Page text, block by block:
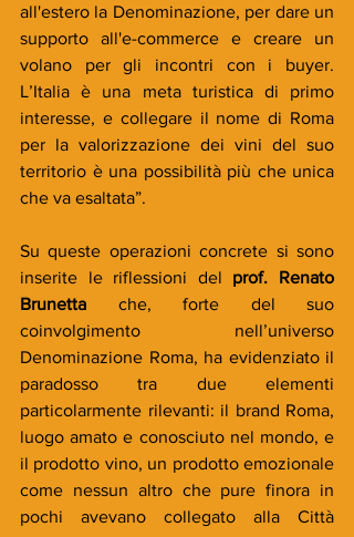
all'estero la Denominazione, per dare un
supporto all'e-commerce e creare un
volano per gli incontri con i buyer.
L’Italia è una meta turistica di primo
interesse, e collegare il nome di Roma
per la valorizzazione dei vini del suo
territorio è una possibilità più che unica
che va esaltata”.
Su queste operazioni concrete si sono
inserite le riflessioni del prof. Renato
Brunetta che, forte del suo
coinvolgimento nell’universo
Denominazione Roma, ha evidenziato il
paradosso tra due elementi
particolarmente rilevanti: il brand Roma,
luogo amato e conosciuto nel mondo, e
il prodotto vino, un prodotto emozionale
come nessun altro che pure finora in
pochi avevano collegato alla Città